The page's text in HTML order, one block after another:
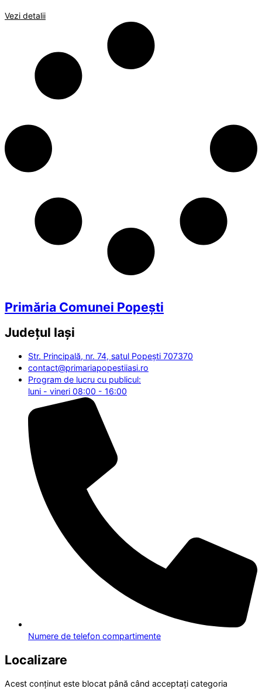
Vezi detalii
Primăria Comunei Popești
Județul Iași
Str. Principală, nr. 74, satul Popești 707370
contact@primariapopestiiasi.ro
Program de lucru cu publicul:
luni - vineri 08:00 - 16:00
Numere de telefon compartimente
Localizare
Acest conținut este blocat până când acceptați categoria